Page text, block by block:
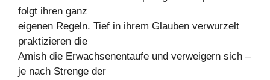
folgt ihren ganz
eigenen Regeln. Tief in ihrem Glauben verwurzelt
praktizieren die
Amish die Erwachsenentaufe und verweigern sich –
je nach Strenge der